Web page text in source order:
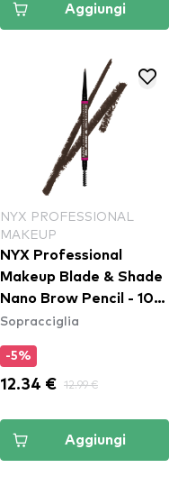
Aggiungi
NYX PROFESSIONAL
MAKEUP
NYX Professional
Makeup Blade & Shade
Nano Brow Pencil - 10
Espresso
Sopracciglia
-5%
12.34 € 12.99 €
Aggiungi